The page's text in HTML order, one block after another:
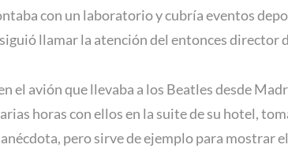
con un laboratorio y cubría eventos
llamar la atención del entonces director
el avión que llevaba a los Beatles desde
horas con ellos en la suite de su hotel,
pero sirve de ejemplo para mostrar